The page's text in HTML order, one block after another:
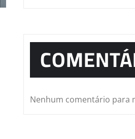
Nenhum comentário para